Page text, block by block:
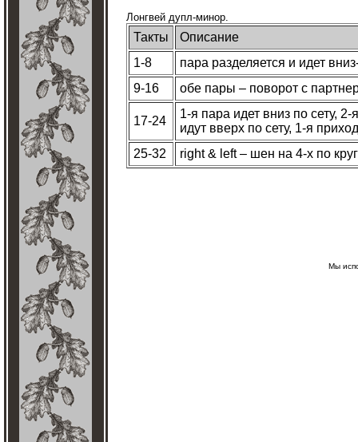
Лонгвей дупл-минор.
Такты
Описание
1-8
пара разделяется и идет
9-16
обе пары – поворот с
17-24
1-я пара идет вниз по сету,
идут вверх по сету, 1-я
25-32
right & left – шен на 4-х по
Мы